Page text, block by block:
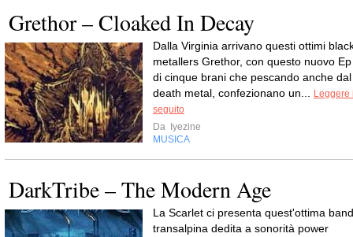
Grethor – Cloaked In Decay
Dalla Virginia arrivano questi ottimi
metallers Grethor, con questo nuovo Ep
di cinque brani che pescando anche dal
death metal, confezionano un...
Leggere
seguito
Da
Iyezine
MUSICA
DarkTribe – The Modern Age
La Scarlet ci presenta quest'ottima band
transalpina dedita a sonorità power